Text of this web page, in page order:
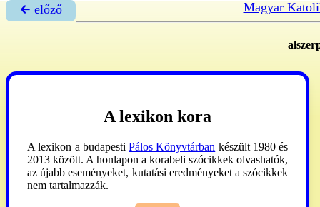
🡰 előző Magyar
A lexikon kora
A lexikon a budapesti Pálos Könyvtárban készült 1980 és
2013 között. A honlapon a korabeli szócikkek olvashatók,
az újabb eseményeket, kutatási eredményeket a szócikkek
nem tartalmazzák.